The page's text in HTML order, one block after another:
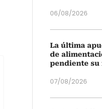
06/08/2026
La última
de
pendiente su
07/08/2026